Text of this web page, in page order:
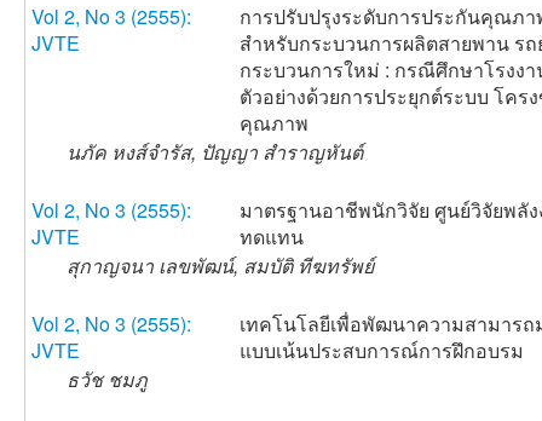
Vol 2, No 3 (2555):
JVTE
การปรับปรุงระดับการประกันคุณภ
สำหรับกระบวนการผลิตสายพาน ร
กระบวนการใหม่ : กรณีศึกษาโรงง
ตัวอย่างด้วยการประยุกต์ระบบ โคร
คุณภาพ
นภัค หงส์จำรัส, ปัญญา สำราญหันต์
Vol 2, No 3 (2555):
JVTE
มาตรฐานอาชีพนักวิจัย ศูนย์วิจัยพลั
ทดแทน
สุกาญจนา เลขพัฒน์, สมบัติ ทีฆทรัพย์
Vol 2, No 3 (2555):
JVTE
เทคโนโลยีเพื่อพัฒนาความสามาร
แบบเน้นประสบการณ์การฝึกอบรม
ธวัช ชมภู